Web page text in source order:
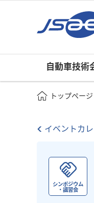
自動車技術
トップページ
イベントカ
シンポジウム
・講習会